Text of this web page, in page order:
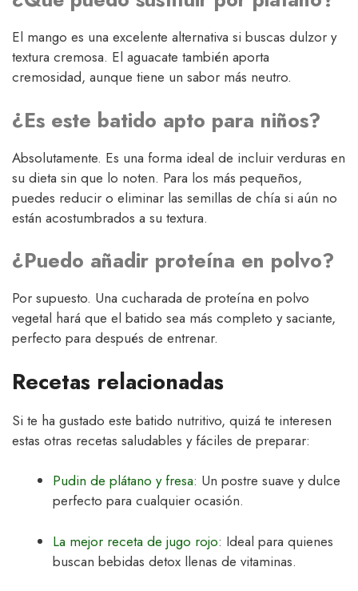
El mango es una excelente alternativa si buscas dulzor y
textura cremosa. El aguacate también aporta
cremosidad, aunque tiene un sabor más neutro.
¿Es este batido apto para niños?
Absolutamente. Es una forma ideal de incluir verduras en
su dieta sin que lo noten. Para los más pequeños,
puedes reducir o eliminar las semillas de chía si aún no
están acostumbrados a su textura.
¿Puedo añadir proteína en polvo?
Por supuesto. Una cucharada de proteína en polvo
vegetal hará que el batido sea más completo y saciante,
perfecto para después de entrenar.
Recetas relacionadas
Si te ha gustado este batido nutritivo, quizá te interesen
estas otras recetas saludables y fáciles de preparar:
Pudin de plátano y fresa: Un postre suave y dulce
perfecto para cualquier ocasión.
La mejor receta de jugo rojo: Ideal para quienes
buscan bebidas detox llenas de vitaminas.